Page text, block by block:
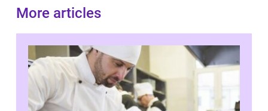
More articles